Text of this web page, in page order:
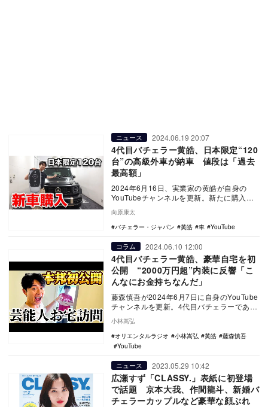
ニュース 2024.06.19 20:07
4代目バチェラー黄皓、日本限定“120
台”の高級外車が納車 値段は「過去
最高額」
2024年6月16日、実業家の黄皓が自身の
YouTubeチャンネルを更新。新たに購入し
向原康太
バチェラー・ジャパン
黄皓 車 YouTube
コラム 2024.06.10 12:00
4代目バチェラー黄皓、豪華自宅を初
公開 “2000万円超”内装に反響「こ
んなにお金持ちなんだ」
藤森慎吾が2024年6月7日に自身のYouTube
チャンネルを更新。4代目バチェラーである
小林嵩弘
オリエンタルラジオ
小林嵩弘 黄皓
藤森慎吾
YouTube
ニュース 2023.05.29 10:42
広瀬すず「CLASSY.」表紙に初登場
で話題 京本大我、作間龍斗、新婚バ
チェラーカップルなど豪華な顔ぶれ